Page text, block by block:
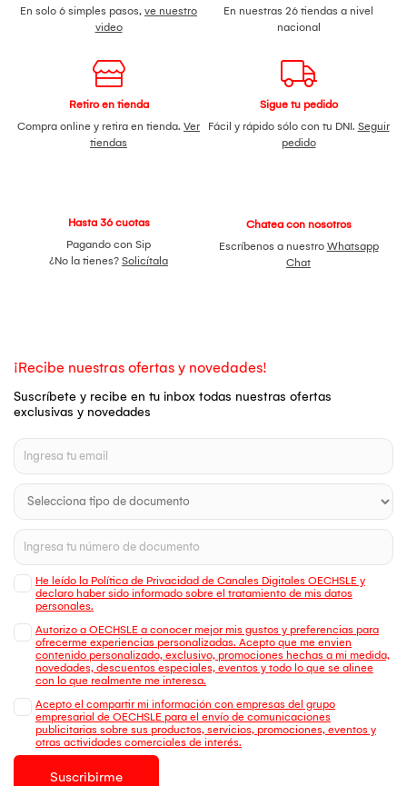
En solo 6 simples pasos, ve nuestro
video
En nuestras 26 tiendas a nivel
nacional
Retiro en tienda
Compra online y retira en tienda. Ver
tiendas
Sigue tu pedido
Fácil y rápido sólo con tu DNI. Seguir
pedido
Hasta 36 cuotas
Pagando con Sip
¿No la tienes? Solicítala
Chatea con nosotros
Escríbenos a nuestro Whatsapp
Chat
¡Recibe nuestras ofertas y novedades!
Suscríbete y recibe en tu inbox todas nuestras ofertas
exclusivas y novedades
He leído la Política de Privacidad de Canales Digitales OECHSLE y
declaro haber sido informado sobre el tratamiento de mis datos
personales.
Autorizo a OECHSLE a conocer mejor mis gustos y preferencias para
ofrecerme experiencias personalizadas. Acepto que me envien
contenido personalizado, exclusivo, promociones hechas a mi medida,
novedades, descuentos especiales, eventos y todo lo que se alinee
con lo que realmente me interesa.
Acepto el compartir mi información con empresas del grupo
empresarial de OECHSLE para el envío de comunicaciones
publicitarias sobre sus productos, servicios, promociones, eventos y
otras actividades comerciales de interés.
Suscribirme